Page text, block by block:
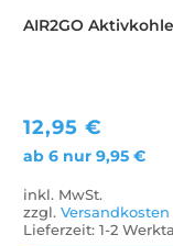
AIR2GO
12,95€
ab 6 nur9,95€
inkl. MwSt.
zzgl.Versandkosten
Lieferzeit:1-2